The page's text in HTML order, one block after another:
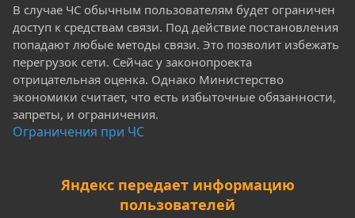
В случае ЧС обычным пользователям будет ограничен
доступ к средствам связи. Под действие постановления
попадают любые методы связи. Это позволит избежать
перегрузок сети. Сейчас у законопроекта
отрицательная оценка. Однако Министерство
экономики считает, что есть избыточные обязанности,
запреты, и ограничения.
Ограничения при ЧС
Яндекс передает информацию
пользователей